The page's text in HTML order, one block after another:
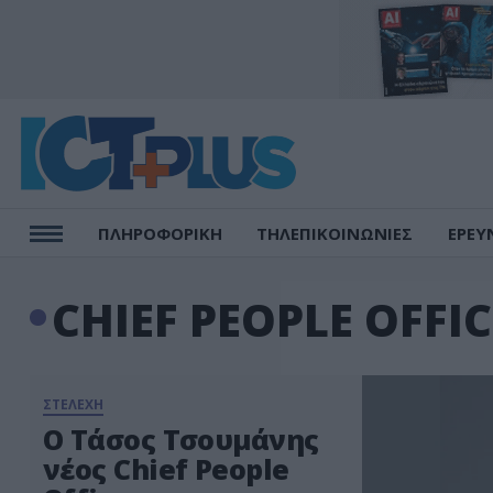
ΠΛΗΡΟΦΟΡΙΚΗ ΤΗΛΕΠΙΚΟΙΝΩΝΙΕΣ
CHIEF PEOPLE
ΣΤΕΛΕΧΗ
Ο Τάσος Τσουμάνης
νέος Chief People